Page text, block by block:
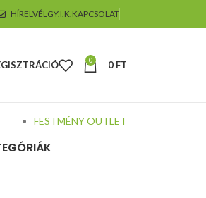
HÍRELVÉLGY.I.K.KAPCSOLAT
0 0 FT
FESTMÉNY OUTLET